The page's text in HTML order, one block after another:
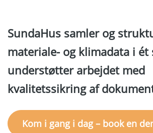
SundaHus samler og
materiale- og klimadata i ét
understøtter arbejdet med
kvalitetssikring af
Kom i gang i dag – book en